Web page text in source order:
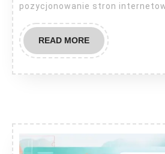
pozycjonowanie stron
READ MOREREAD
MORE